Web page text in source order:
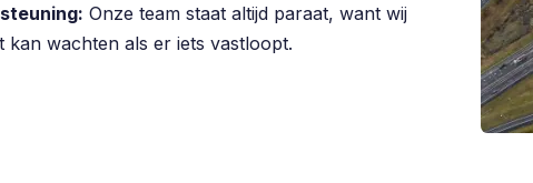
Onze team staat altijd paraat, want wij
kan wachten als er iets vastloopt.